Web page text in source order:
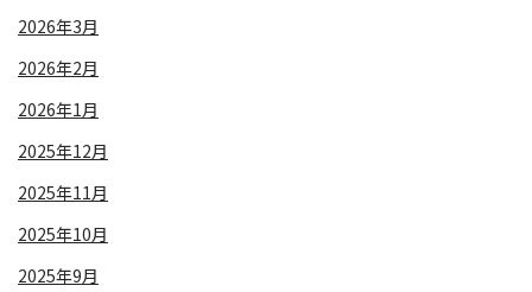
2026年3月
2026年2月
2026年1月
2025年12月
2025年11月
2025年10月
2025年9月